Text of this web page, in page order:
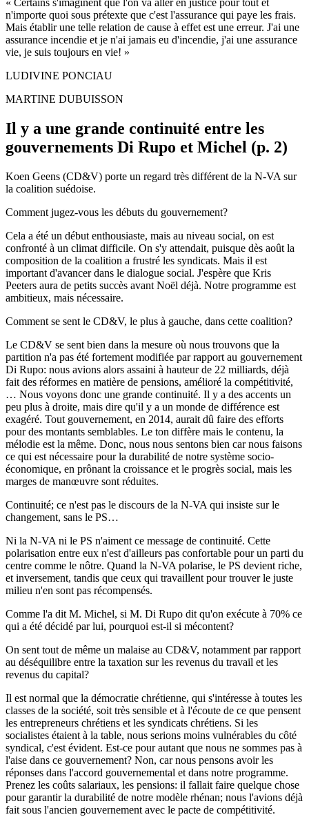
« Certains s'imaginent que l'on va aller en justice pour tout et
n'importe quoi sous prétexte que c'est l'assurance qui paye les frais.
Mais établir une telle relation de cause à effet est une erreur. J'ai une
assurance incendie et je n'ai jamais eu d'incendie, j'ai une assurance
vie, je suis toujours en vie! »
LUDIVINE PONCIAU
MARTINE DUBUISSON
Il y a une grande continuité entre les
gouvernements Di Rupo et Michel (p. 2)
Koen Geens (CD&V) porte un regard très différent de la N-VA sur
la coalition suédoise.
Comment jugez-vous les débuts du gouvernement?
Cela a été un début enthousiaste, mais au niveau social, on est
confronté à un climat difficile. On s'y attendait, puisque dès août la
composition de la coalition a frustré les syndicats. Mais il est
important d'avancer dans le dialogue social. J'espère que Kris
Peeters aura de petits succès avant Noël déjà. Notre programme est
ambitieux, mais nécessaire.
Comment se sent le CD&V, le plus à gauche, dans cette coalition?
Le CD&V se sent bien dans la mesure où nous trouvons que la
partition n'a pas été fortement modifiée par rapport au gouvernement
Di Rupo: nous avions alors assaini à hauteur de 22 milliards, déjà
fait des réformes en matière de pensions, amélioré la compétitivité,
… Nous voyons donc une grande continuité. Il y a des accents un
peu plus à droite, mais dire qu'il y a un monde de différence est
exagéré. Tout gouvernement, en 2014, aurait dû faire des efforts
pour des montants semblables. Le ton diffère mais le contenu, la
mélodie est la même. Donc, nous nous sentons bien car nous faisons
ce qui est nécessaire pour la durabilité de notre système socio-
économique, en prônant la croissance et le progrès social, mais les
marges de manœuvre sont réduites.
Continuité; ce n'est pas le discours de la N-VA qui insiste sur le
changement, sans le PS…
Ni la N-VA ni le PS n'aiment ce message de continuité. Cette
polarisation entre eux n'est d'ailleurs pas confortable pour un parti du
centre comme le nôtre. Quand la N-VA polarise, le PS devient riche,
et inversement, tandis que ceux qui travaillent pour trouver le juste
milieu n'en sont pas récompensés.
Comme l'a dit M. Michel, si M. Di Rupo dit qu'on exécute à 70% ce
qui a été décidé par lui, pourquoi est-il si mécontent?
On sent tout de même un malaise au CD&V, notamment par rapport
au déséquilibre entre la taxation sur les revenus du travail et les
revenus du capital?
Il est normal que la démocratie chrétienne, qui s'intéresse à toutes les
classes de la société, soit très sensible et à l'écoute de ce que pensent
les entrepreneurs chrétiens et les syndicats chrétiens. Si les
socialistes étaient à la table, nous serions moins vulnérables du côté
syndical, c'est évident. Est-ce pour autant que nous ne sommes pas à
l'aise dans ce gouvernement? Non, car nous pensons avoir les
réponses dans l'accord gouvernemental et dans notre programme.
Prenez les coûts salariaux, les pensions: il fallait faire quelque chose
pour garantir la durabilité de notre modèle rhénan; nous l'avions déjà
fait sous l'ancien gouvernement avec le pacte de compétitivité.